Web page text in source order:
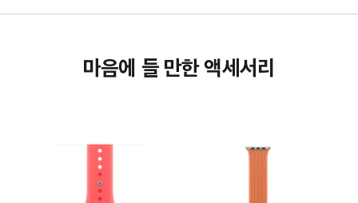
마음에 들 만한 액세서리